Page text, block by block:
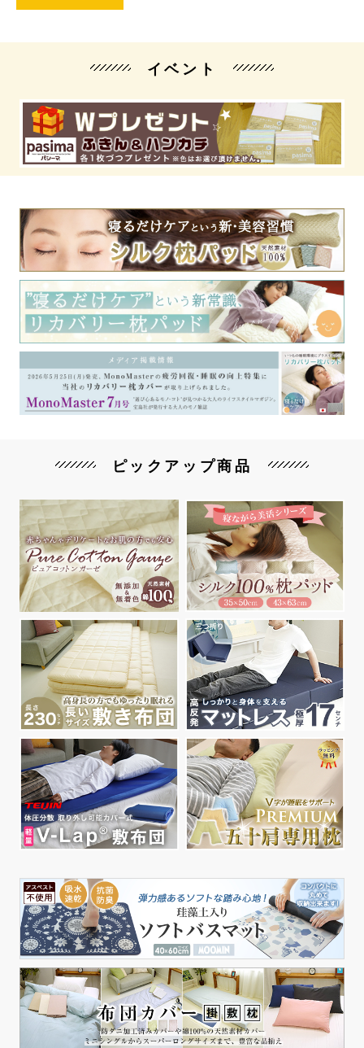
イベント
ピックアップ商品